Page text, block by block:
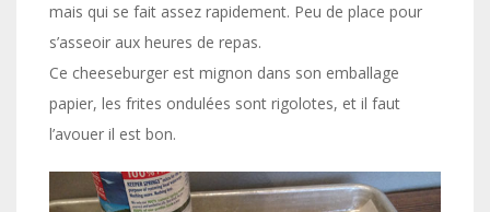
mais qui se fait assez rapidement. Peu de place pour
s’asseoir aux heures de repas.
Ce cheeseburger est mignon dans son emballage
papier, les frites ondulées sont rigolotes, et il faut
l’avouer il est bon.